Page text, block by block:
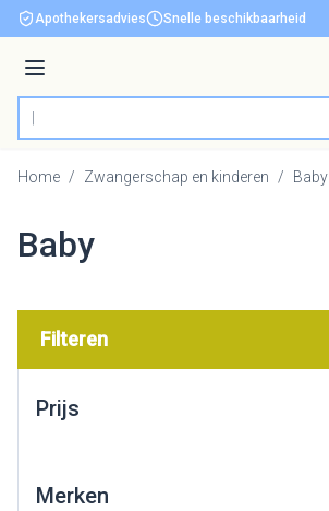
Ga naar de inhoud
Apothekersadvies Snelle beschikbaarheid
Menu
Product, merk, categorie...
Home / Zwangerschap en kinderen / Baby
Baby
Filteren
Prijs
Merken